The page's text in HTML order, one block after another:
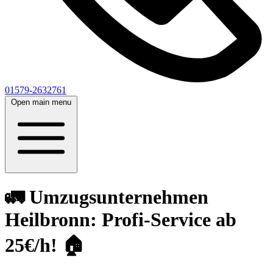
01579-2632761
Open main menu
🚛 Umzugsunternehmen
Heilbronn: Profi-Service ab
25€/h! 🏠